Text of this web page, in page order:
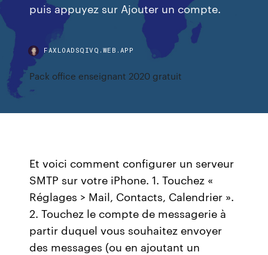
puis appuyez sur Ajouter un compte.
FAXLOADSQIVQ.WEB.APP
Pack office enseignant 2020 gratuit
Et voici comment configurer un serveur
SMTP sur votre iPhone. 1. Touchez «
Réglages > Mail, Contacts, Calendrier ».
2. Touchez le compte de messagerie à
partir duquel vous souhaitez envoyer
des messages (ou en ajoutant un